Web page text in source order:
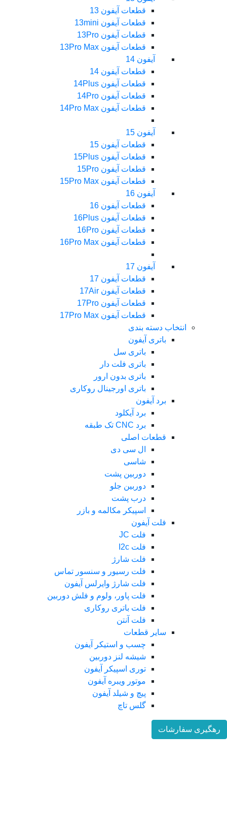
قطعات آیفون 13
قطعات آیفون 13mini
قطعات آیفون 13Pro
قطعات آیفون 13Pro Max
آیفون 14
قطعات آیفون 14
قطعات آیفون 14Plus
قطعات آیفون 14Pro
قطعات آیفون 14Pro Max
آیفون 15
قطعات آیفون 15
قطعات آیفون 15Plus
قطعات آیفون 15Pro
قطعات آیفون 15Pro Max
آیفون 16
قطعات آیفون 16
قطعات آیفون 16Plus
قطعات آیفون 16Pro
قطعات آیفون 16Pro Max
آیفون 17
قطعات آیفون 17
قطعات آیفون 17Air
قطعات آیفون 17Pro
قطعات آیفون 17Pro Max
انتخاب دسته بندی
باتری آیفون
باتری سل
باتری فلت دار
باتری بدون ارور
باتری اورجینال روکاری
برد آیفون
برد آیکلود
برد CNC تک طبقه
قطعات اصلی
ال سی دی
شاسی
دوربین پشت
دوربین جلو
درب پشت
اسپیکر مکالمه و بازر
فلت آیفون
فلت JC
فلت I2c
فلت شارژ
فلت رسیور و سنسور تماس
فلت شارژ وایرلس آیفون
فلت پاور، ولوم و فلش دوربین
فلت باتری روکاری
فلت آنتن
سایر قطعات
چسب و استیکر آیفون
شیشه لنز دوربین
توری اسپیکر آیفون
موتور ویبره آیفون
پیچ و شیلد آیفون
گلس تاچ
سفارشات